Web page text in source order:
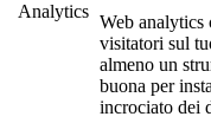
Analytics
Web analytics
visitatori sul
almeno un
buona per
incrociato dei